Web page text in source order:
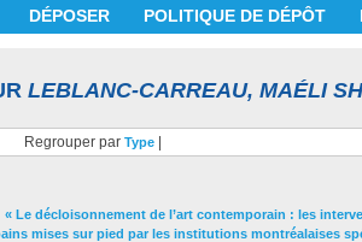
DÉPOSER POLITIQUE DE DÉPÔT
LEBLANC-CARREAU, MAÉLI
Regrouper par Type
« Le décloisonnement de l’art contemporain : les
mises sur pied par les institutions montréalaises